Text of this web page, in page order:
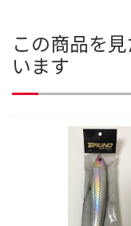
この商品を
います